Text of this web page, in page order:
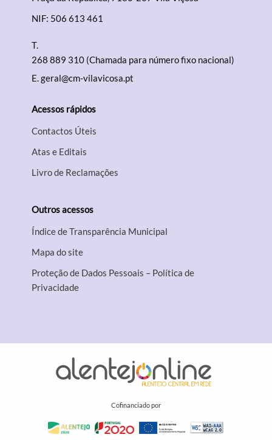
NIF: 506 613 461
T.
268 889 310 (Chamada para número fixo nacional)
E.geral@cm-vilavicosa.pt
Acessos rápidos
Contactos Úteis
Atas e Editais
Livro de Reclamações
Outros acessos
Índice de Transparência Municipal
Mapa do site
Proteção de Dados Pessoais – Política de
Privacidade
Cofinanciado por